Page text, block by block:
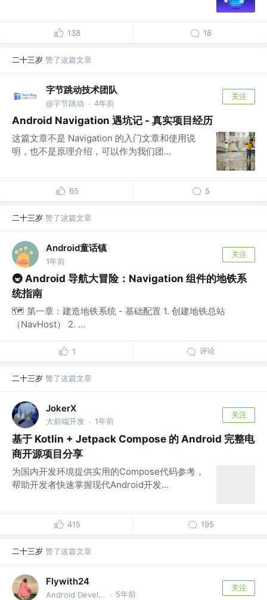
138 18
二十三岁 赞了这篇文章
字节跳动技术团队
@字节跳动 · 4年前
关注
Android Navigation 遇坑记 - 真实项目经历
这篇文章不是 Navigation 的入门文章和使用说
明，也不是原理介绍，可以作为我们团...
65 5
二十三岁 赞了这篇文章
Android童话镇
1年前
关注
🚇 Android 导航大冒险：Navigation 组件的地铁系
统指南
🗺️ 第一章：建造地铁系统 - 基础配置 1. 创建地铁总站
（NavHost） 2. ...
1 评论
二十三岁 赞了这篇文章
JokerX
大前端开发 · 1年前
关注
基于 Kotlin + Jetpack Compose 的 Android 完整电
商开源项目分享
为国内开发环境提供实用的Compose代码参考，
帮助开发者快速掌握现代Android开发...
415 195
二十三岁 赞了这篇文章
Flywith24
Android Developer · 5年前
关注